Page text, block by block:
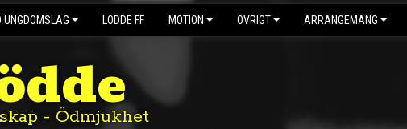
UNGDOMSLAG LÖDDE FF MOTION ÖVRIGT ARRANGEMANG
- Ödmjukhet